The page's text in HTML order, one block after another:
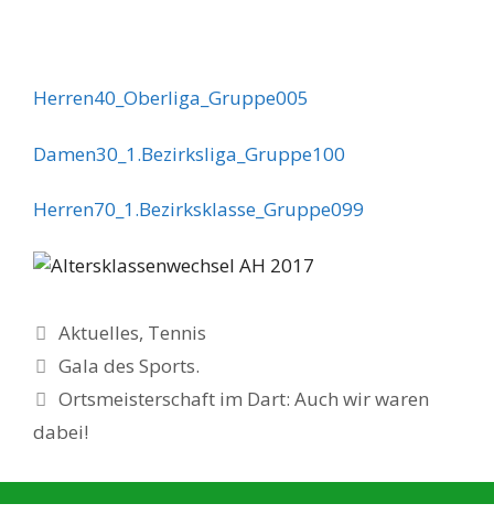
Herren40_Oberliga_Gruppe005
Damen30_1.Bezirksliga_Gruppe100
Herren70_1.Bezirksklasse_Gruppe099
Kategorien
Aktuelles, Tennis
Gala des Sports.
Ortsmeisterschaft im Dart: Auch wir waren
dabei!